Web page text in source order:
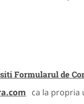
Formularul de
ca la propria